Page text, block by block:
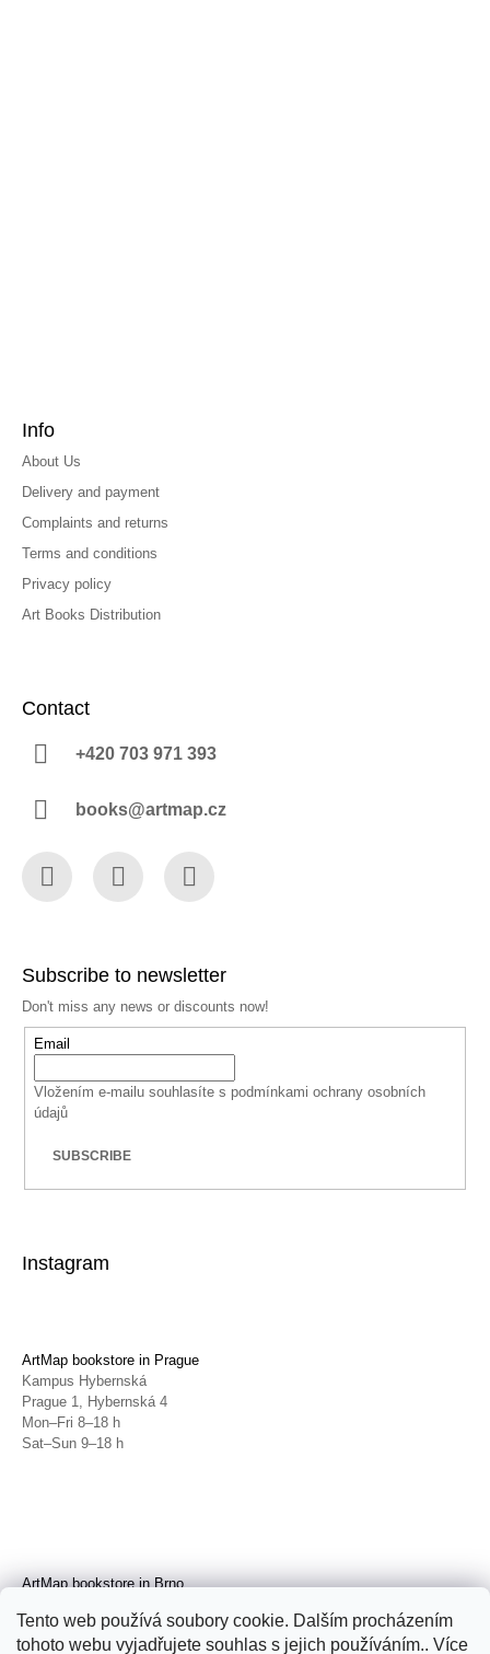
Tento web používá soubory cookie. Dalším procházením
tohoto webu vyjadřujete souhlas s jejich používáním.. Více
Info
About Us
Delivery and payment
Complaints and returns
Terms and conditions
Privacy policy
Art Books Distribution
Contact
+420 703 971 393
books@artmap.cz
Subscribe to newsletter
Don't miss any news or discounts now!
Email
Vložením e-mailu souhlasíte s podmínkami ochrany osobních
údajů
SUBSCRIBE
Instagram
ArtMap bookstore in Prague
Kampus Hybernská
Prague 1, Hybernská 4
Mon–Fri 8–18 h
Sat–Sun 9–18 h
ArtMap bookstore in Brno
Brno, Radnická 4
Tue–Fri 11–19 h